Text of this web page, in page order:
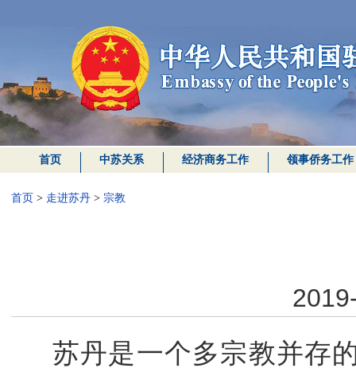
首页 中苏关系 经济商务工作 领事侨务工作
首页 > 走进苏丹> 宗教
苏丹是一个多宗教并存